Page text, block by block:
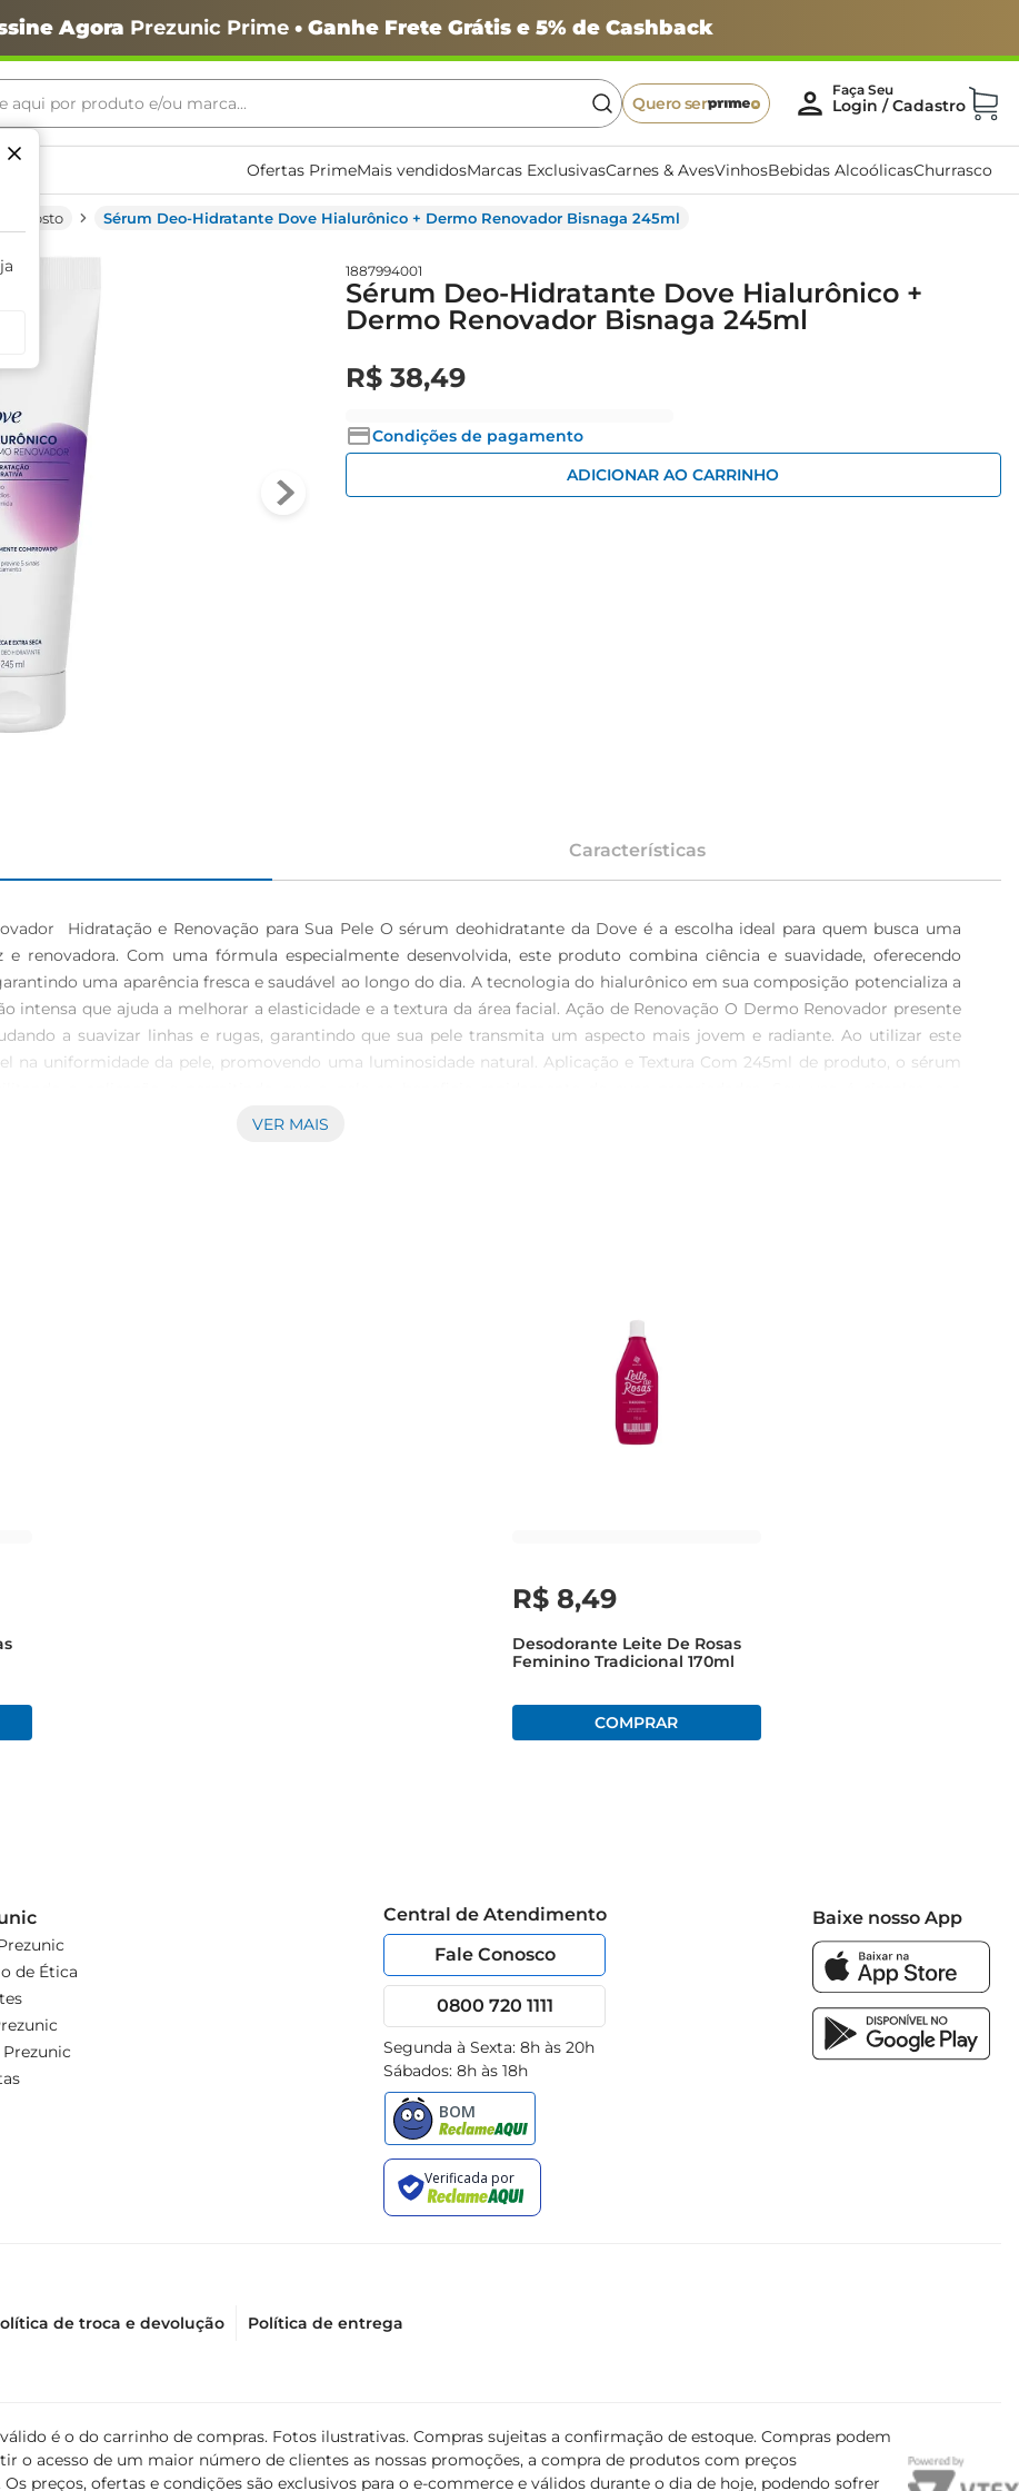
Agora Prezunic Prime• Ganhe Frete Grátis e 5% de Cashback
aqui por produto e/ou marca...
Quero ser
Ofertas PrimeMais vendidosMarcas ExclusivasCarnes & AvesVinhosBebidas AlcoólicasChurrasco
Rosto Sérum Deo-Hidratante Dove Hialurônico + Dermo Renovador Bisnaga 245ml
1887994001
Sérum Deo-Hidratante Dove Hialurônico +
Dermo Renovador Bisnaga 245ml
R$ 38,49
Condições de pagamento
ADICIONAR AO CARRINHO
Características
Hidratação e Renovação para Sua Pele O sérum deohidratante da Dove é a escolha ideal para quem busca uma
renovadora. Com uma fórmula especialmente desenvolvida, este produto combina ciência e suavidade, oferecendo
uma aparência fresca e saudável ao longo do dia. A tecnologia do hialurônico em sua composição potencializa a
intensa que ajuda a melhorar a elasticidade e a textura da área facial. Ação de Renovação O Dermo Renovador presente
a suavizar linhas e rugas, garantindo que sua pele transmita um aspecto mais jovem e radiante. Ao utilizar este
na uniformidade da pele, promovendo uma luminosidade natural. Aplicação e Textura Com 245ml de produto, o sérum
os resultados e proporcionando uma experiência sensorial agradável e reconfortante a cada aplicação. Cuidados e
VER MAIS
R$ 8,49
Desodorante Leite De Rosas
Feminino Tradicional 170ml
de Ética
Central de Atendimento
Fale Conosco
0800 720 1111
Segunda à Sexta: 8h às 20h
Sábados: 8h às 18h
Baixe nosso App
de troca e devolução Política de entrega
é o do carrinho de compras. Fotos ilustrativas. Compras sujeitas a confirmação de estoque. Compras podem
o acesso de um maior número de clientes as nossas promoções, a compra de produtos com preços
preços, ofertas e condições são exclusivos para o e-commerce e válidos durante o dia de hoje, podendo sofrer
mais buscados
higiênico